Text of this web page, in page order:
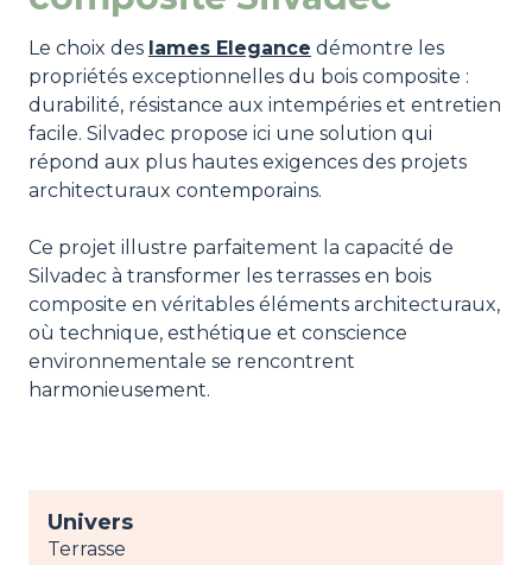
Le choix des lames Elegance démontre les
propriétés exceptionnelles du bois composite :
durabilité, résistance aux intempéries et entretien
facile. Silvadec propose ici une solution qui
répond aux plus hautes exigences des projets
architecturaux contemporains.
Ce projet illustre parfaitement la capacité de
Silvadec à transformer les terrasses en bois
composite en véritables éléments architecturaux,
où technique, esthétique et conscience
environnementale se rencontrent
harmonieusement.
Univers
Terrasse